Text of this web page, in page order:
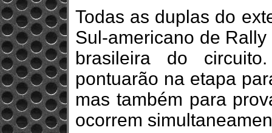
Todas as duplas do
Sul-americano de
brasileira do
pontuarão na etapa
mas também para
ocorrem